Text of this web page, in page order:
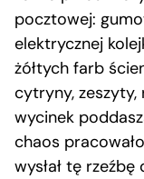
pocztowej:
elektrycznej
żółtych farb
cytryny, zeszyty,
wycinek
chaos
wysłał tę